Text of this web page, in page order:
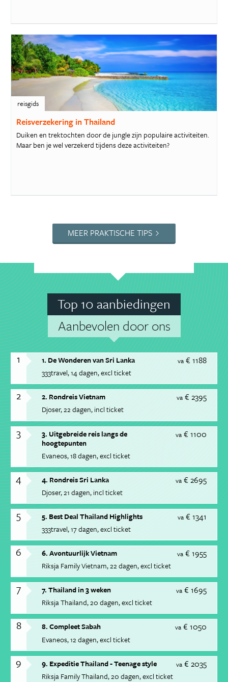
reisgids
Reisverzekering in Thailand
Duiken en trektochten door de jungle zijn populaire activiteiten.
Maar ben je wel verzekerd tijdens deze activiteiten?
MEER PRAKTISCHE TIPS
Top 10 aanbiedingen
Aanbevolen door ons
1 va € 1188
1. De Wonderen van Sri Lanka
333travel 14 dagen excl ticket
2 va € 2395
2. Rondreis Vietnam
Djoser 22 dagen incl ticket
3 va € 1100
3. Uitgebreide reis langs de
hoogtepunten
Evaneos 18 dagen excl ticket
4 va € 2695
4. Rondreis Sri Lanka
Djoser 21 dagen incl ticket
5 va € 1341
5. Best Deal Thailand Highlights
333travel 17 dagen excl ticket
6 va € 1955
6. Avontuurlijk Vietnam
Riksja Family Vietnam 22 dagen excl ticket
7 va € 1695
7. Thailand in 3 weken
Riksja Thailand 20 dagen excl ticket
8 va € 1050
8. Compleet Sabah
Evaneos 12 dagen excl ticket
9 va € 2035
9. Expeditie Thailand - Teenage style
Riksja Family Thailand 20 dagen excl ticket